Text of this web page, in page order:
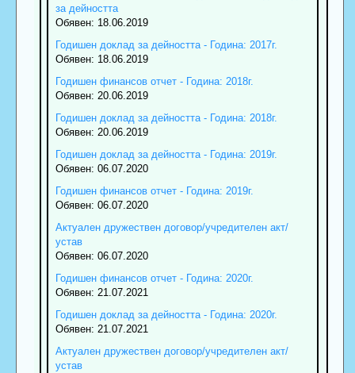
за дейността
Обявен: 18.06.2019
Годишен доклад за дейността - Година: 2017г.
Обявен: 18.06.2019
Годишен финансов отчет - Година: 2018г.
Обявен: 20.06.2019
Годишен доклад за дейността - Година: 2018г.
Обявен: 20.06.2019
Годишен доклад за дейността - Година: 2019г.
Обявен: 06.07.2020
Годишен финансов отчет - Година: 2019г.
Обявен: 06.07.2020
Актуален дружествен договор/учредителен акт/
устав
Обявен: 06.07.2020
Годишен финансов отчет - Година: 2020г.
Обявен: 21.07.2021
Годишен доклад за дейността - Година: 2020г.
Обявен: 21.07.2021
Актуален дружествен договор/учредителен акт/
устав